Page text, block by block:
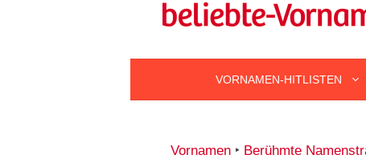
VORNAMEN-HITLISTEN
Vornamen ‣ Berühmte